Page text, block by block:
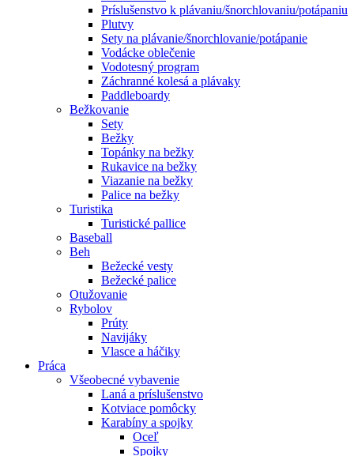
Príslušenstvo k plávaniu/šnorchlovaniu/potápaniu
Plutvy
Sety na plávanie/šnorchlovanie/potápanie
Vodácke oblečenie
Vodotesný program
Záchranné kolesá a plávaky
Paddleboardy
Bežkovanie
Sety
Bežky
Topánky na bežky
Rukavice na bežky
Viazanie na bežky
Palice na bežky
Turistika
Turistické pallice
Baseball
Beh
Bežecké vesty
Bežecké palice
Otužovanie
Rybolov
Prúty
Navijáky
Vlasce a háčiky
Práca
Všeobecné vybavenie
Laná a príslušenstvo
Kotviace pomôcky
Karabíny a spojky
Oceľ
Spojky